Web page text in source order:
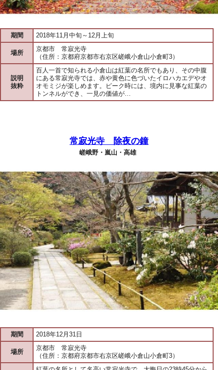
期間 2018年11月中旬～12月上旬
場所
京都市 常寂光寺
（住所：京都府京都市右京区嵯峨小倉山小倉町3）
説明
抜粋
百人一首で知られる小倉山は紅葉の名所でもあり、その中腹
にある常寂光寺では、赤や黄色に色づいたイロハカエデやオ
オモミジが楽しめます。ピーク時には、境内に見事な紅葉の
トンネルができ、一見の価値が…
常寂光寺 除夜の鐘
嵯峨野・嵐山・高雄
期間 2018年12月31日
場所
京都市 常寂光寺
（住所：京都府京都市右京区嵯峨小倉山小倉町3）